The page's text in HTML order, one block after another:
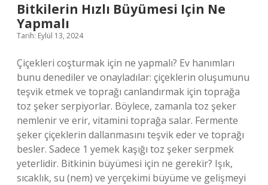
Bitkilerin Hızlı Büyümesi Için Ne
Yapmalı
Tarih: Eylül 13, 2024
Çiçekleri coşturmak için ne yapmalı? Ev hanımları
bunu denediler ve onayladılar: çiçeklerin oluşumunu
teşvik etmek ve toprağı canlandırmak için toprağa
toz şeker serpiyorlar. Böylece, zamanla toz şeker
nemlenir ve erir, vitamini toprağa salar. Fermente
şeker çiçeklerin dallanmasını teşvik eder ve toprağı
besler. Sadece 1 yemek kaşığı toz şeker serpmek
yeterlidir. Bitkinin büyümesi için ne gerekir? Işık,
sıcaklık, su (nem) ve yerçekimi büyüme ve gelişmeyi